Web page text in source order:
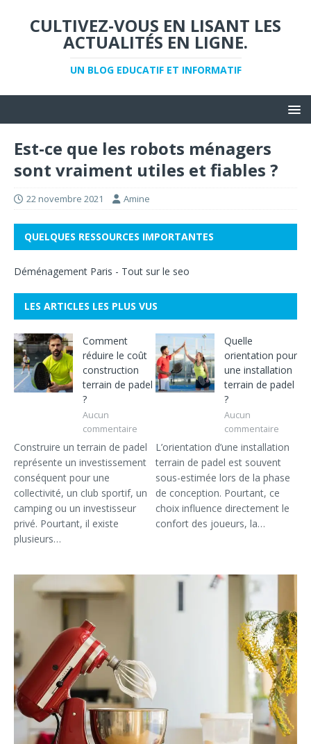
CULTIVEZ-VOUS EN LISANT LES
ACTUALITÉS EN LIGNE.
UN BLOG EDUCATIF ET INFORMATIF
Est-ce que les robots ménagers
sont vraiment utiles et fiables ?
22 novembre 2021 Amine
QUELQUES RESSOURCES IMPORTANTES
Déménagement Paris - Tout sur le seo
LES ARTICLES LES PLUS VUS
Comment
réduire le coût
construction
terrain de padel
?
Aucun
commentaire
Construire un terrain de padel
représente un investissement
conséquent pour une
collectivité, un club sportif, un
camping ou un investisseur
privé. Pourtant, il existe
plusieurs…
Quelle
orientation pour
une installation
terrain de padel
?
Aucun
commentaire
L’orientation d’une installation
terrain de padel est souvent
sous-estimée lors de la phase
de conception. Pourtant, ce
choix influence directement le
confort des joueurs, la…